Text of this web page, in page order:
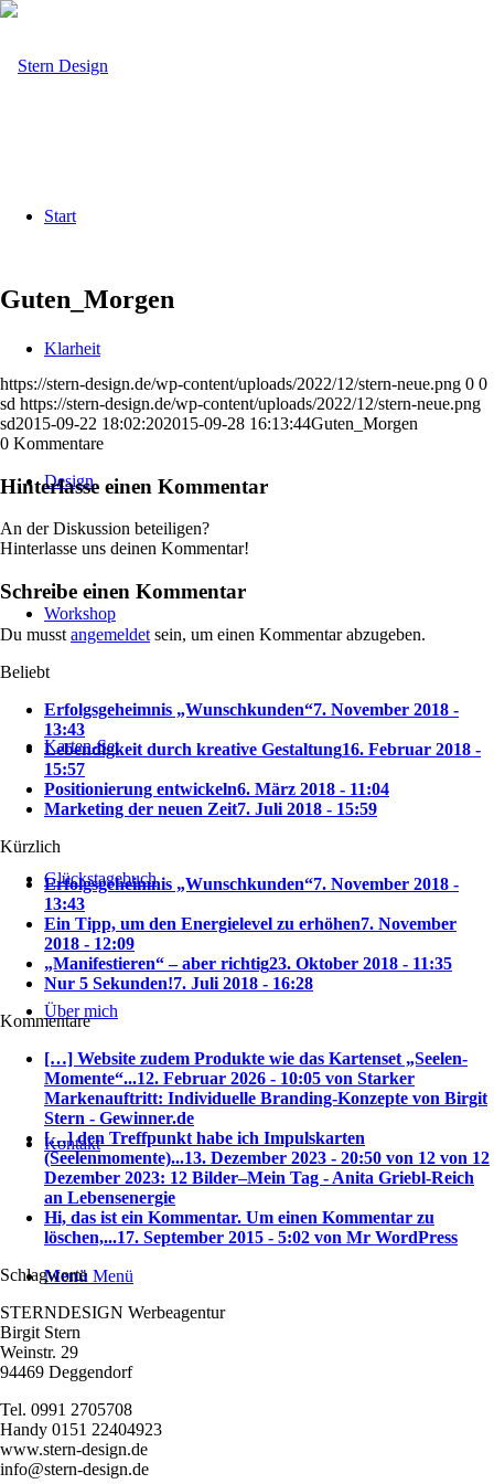
Start
Klarheit
Design
Workshop
Karten-Set
Glückstagebuch
Über mich
Kontakt
Menü Menü
Guten_Morgen
https://stern-design.de/wp-content/uploads/2022/12/stern-neue.png 0 0
sd https://stern-design.de/wp-content/uploads/2022/12/stern-neue.png
sd2015-09-22 18:02:202015-09-28 16:13:44Guten_Morgen
0 Kommentare
Hinterlasse einen Kommentar
An der Diskussion beteiligen?
Hinterlasse uns deinen Kommentar!
Schreibe einen Kommentar
Du musst angemeldet sein, um einen Kommentar abzugeben.
Beliebt
Erfolgsgeheimnis „Wunschkunden“7. November 2018 -
13:43
Lebendigkeit durch kreative Gestaltung16. Februar 2018 -
15:57
Positionierung entwickeln6. März 2018 - 11:04
Marketing der neuen Zeit7. Juli 2018 - 15:59
Kürzlich
Erfolgsgeheimnis „Wunschkunden“7. November 2018 -
13:43
Ein Tipp, um den Energielevel zu erhöhen7. November
2018 - 12:09
„Manifestieren“ – aber richtig23. Oktober 2018 - 11:35
Nur 5 Sekunden!7. Juli 2018 - 16:28
Kommentare
[…] Website zudem Produkte wie das Kartenset „Seelen-
Momente“...12. Februar 2026 - 10:05 von Starker
Markenauftritt: Individuelle Branding-Konzepte von Birgit
Stern - Gewinner.de
[…] den Treffpunkt habe ich Impulskarten
(Seelenmomente)...13. Dezember 2023 - 20:50 von 12 von 12
Dezember 2023: 12 Bilder–Mein Tag - Anita Griebl-Reich
an Lebensenergie
Hi, das ist ein Kommentar. Um einen Kommentar zu
löschen,...17. September 2015 - 5:02 von Mr WordPress
Schlagworte
STERNDESIGN Werbeagentur
Birgit Stern
Weinstr. 29
94469 Deggendorf
Tel. 0991 2705708
Handy 0151 22404923
www.stern-design.de
info@stern-design.de